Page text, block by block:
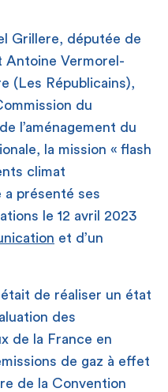
Grillere, députée de
Antoine Vermorel-
(Les Républicains),
du
l’aménagement du
la mission « flash
climat
a présenté ses
le 12 avril 2023
et d’un
de réaliser un état
des
de la France en
de gaz à effet
de la Convention